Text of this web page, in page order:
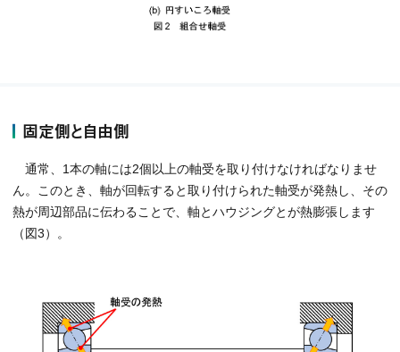
固定側と自由側
通常、1本の軸には2個以上の軸受を取り付けなければなりませ
ん。このとき、軸が回転すると取り付けられた軸受が発熱し、その
熱が周辺部品に伝わることで、軸とハウジングとが熱膨張します
（図3）。